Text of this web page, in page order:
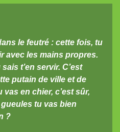
Capitaine Lalande
le feutré : cette fois, tu
avec les mains propres.
t’en servir. C’est
putain de ville et de
en chier, c’est sûr,
tu vas bien
?